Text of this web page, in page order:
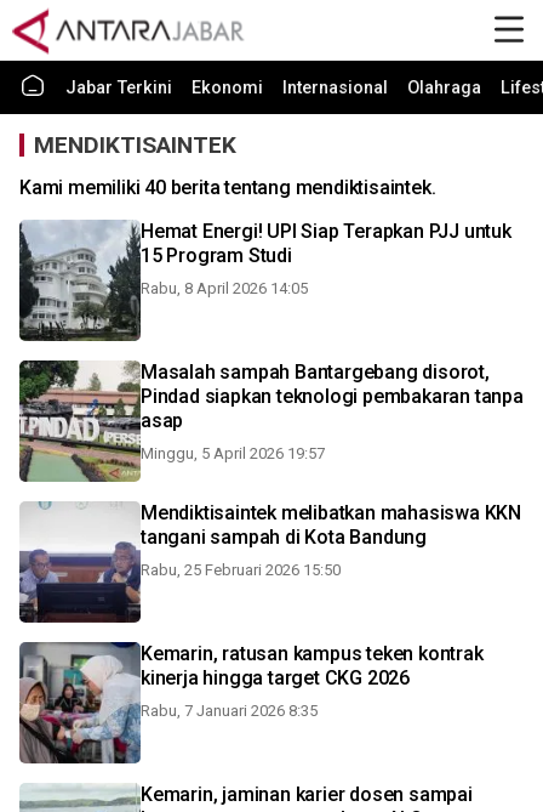
Jabar Terkini Ekonomi Internasional Olahraga
MENDIKTISAINTEK
Kami memiliki 40 berita tentang mendiktisaintek.
Hemat Energi! UPI Siap Terapkan PJJ untuk
15 Program Studi
Rabu, 8 April 2026 14:05
Masalah sampah Bantargebang disorot,
Pindad siapkan teknologi pembakaran tanpa
asap
Minggu, 5 April 2026 19:57
Mendiktisaintek melibatkan mahasiswa KKN
tangani sampah di Kota Bandung
Rabu, 25 Februari 2026 15:50
Kemarin, ratusan kampus teken kontrak
kinerja hingga target CKG 2026
Rabu, 7 Januari 2026 8:35
Kemarin, jaminan karier dosen sampai